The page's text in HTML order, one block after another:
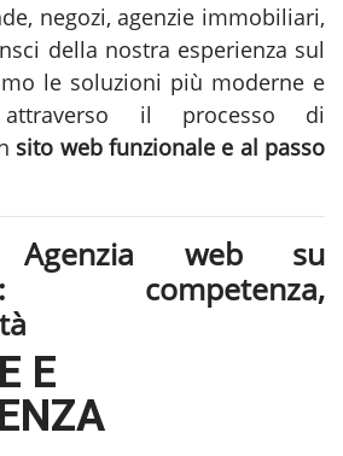
negozi, agenzie immobiliari,
della nostra esperienza sul
le soluzioni più moderne e
il processo di
sito web funzionale e al passo
Agenzia web su
competenza,
E